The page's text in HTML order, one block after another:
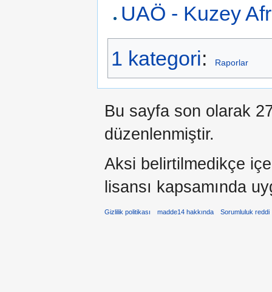
UAÖ - Kuzey
1 kategori: Raporlar
Bu sayfa son olarak
düzenlenmiştir.
Aksi belirtilmedikçe
lisansı kapsamında
Gizlilik politikası madde14 hakkında Sorumluluk reddi